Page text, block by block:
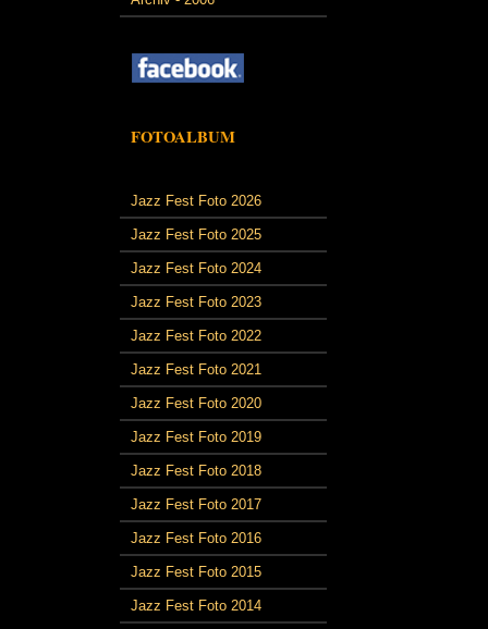
FOTOALBUM
Jazz Fest Foto 2026
Jazz Fest Foto 2025
Jazz Fest Foto 2024
Jazz Fest Foto 2023
Jazz Fest Foto 2022
Jazz Fest Foto 2021
Jazz Fest Foto 2020
Jazz Fest Foto 2019
Jazz Fest Foto 2018
Jazz Fest Foto 2017
Jazz Fest Foto 2016
Jazz Fest Foto 2015
Jazz Fest Foto 2014